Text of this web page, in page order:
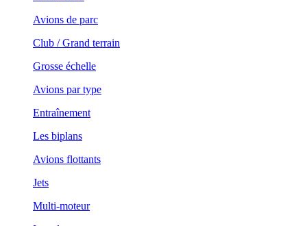
Avions de parc
Club / Grand terrain
Grosse échelle
Avions par type
Entraînement
Les biplans
Avions flottants
Jets
Multi-moteur